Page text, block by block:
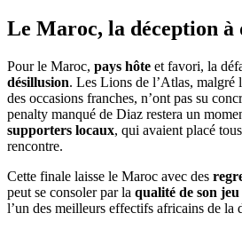
Le Maroc, la déception à
Pour le Maroc, pays hôte et favori, la
désillusion. Les Lions de l’Atlas, malgré
des occasions franches, n’ont pas su
penalty manqué de Diaz restera un
supporters locaux, qui avaient placé
rencontre.
Cette finale laisse le Maroc avec des
peut se consoler par la qualité de son jeu
l’un des meilleurs effectifs africains de la